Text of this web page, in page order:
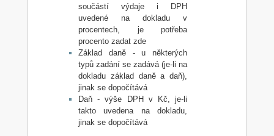
součástí výdaje i DPH
uvedené na dokladu v
procentech, je potřeba
procento zadat zde
Základ daně - u některých
typů zadání se zadává (je-li na
dokladu základ daně a daň),
jinak se dopočítává
Daň - výše DPH v Kč, je-li
takto uvedena na dokladu,
jinak se dopočítává